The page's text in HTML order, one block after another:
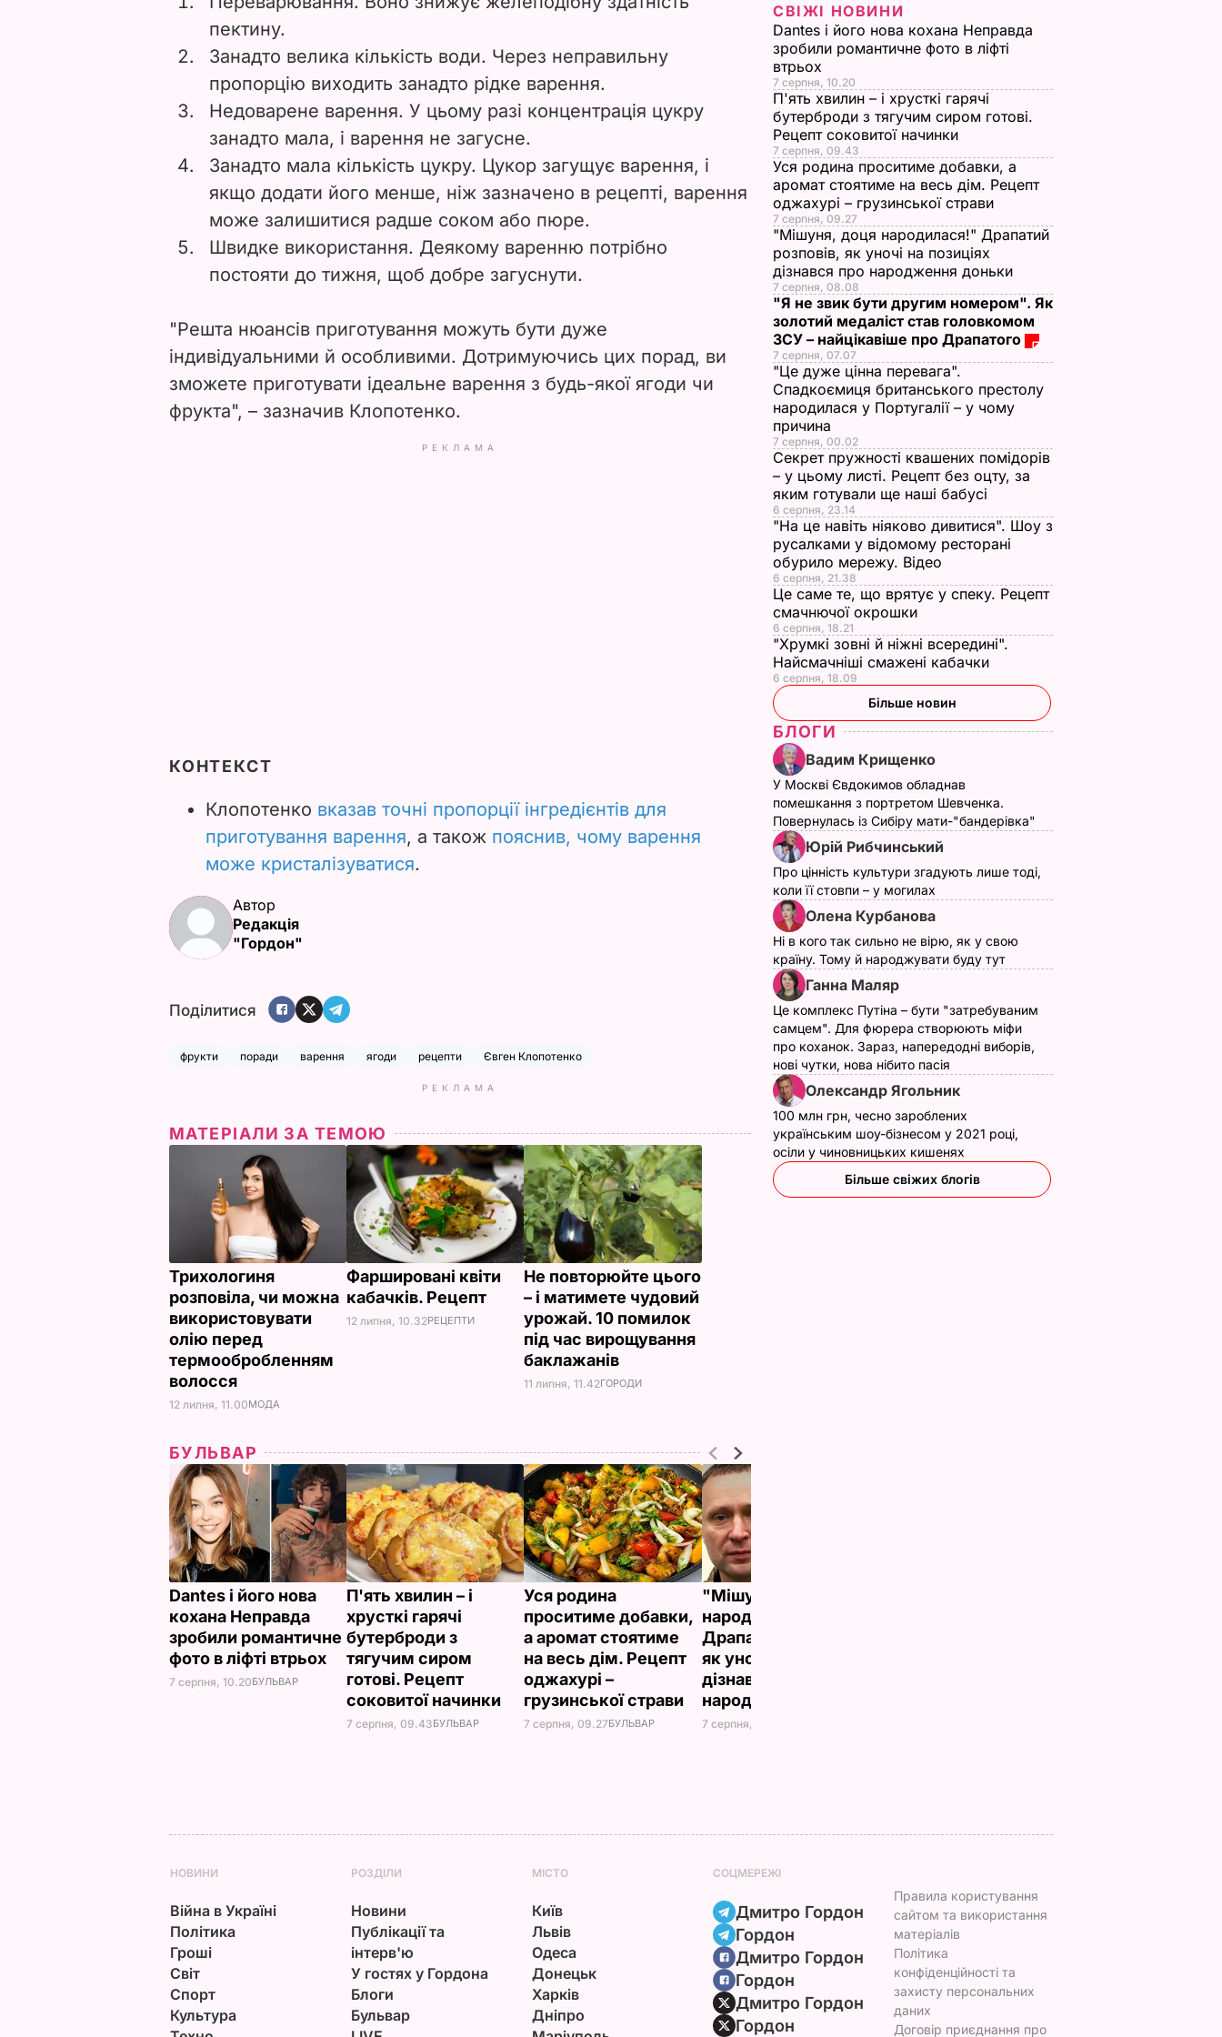
i
d
e
o
пектину.
Занадто велика кількість води. Через неправильну
пропорцію виходить занадто рідке варення.
Недоварене варення. У цьому разі концентрація цукру
занадто мала, і варення не загусне.
Занадто мала кількість цукру. Цукор загущує варення, і
якщо додати його менше, ніж зазначено в рецепті, варення
може залишитися радше соком або пюре.
Швидке використання. Деякому варенню потрібно
постояти до тижня, щоб добре загуснути.
"Решта нюансів приготування можуть бути дуже
індивідуальними й особливими. Дотримуючись цих порад, ви
зможете приготувати ідеальне варення з будь-якої ягоди чи
фрукта", – зазначив Клопотенко.
РЕКЛАМА
КОНТЕКСТ
Клопотенко вказав точні пропорції інгредієнтів для
приготування варення, а також пояснив, чому варення
може кристалізуватися.
Автор
Редакція
"Гордон"
Поділитися
фрукти поради варення ягоди рецепти Євген Клопотенко
РЕКЛАМА
МАТЕРІАЛИ ЗА ТЕМОЮ
Трихологиня
розповіла, чи можна
використовувати
олію перед
термообробленням
волосся
12 липня, 11.00МОДА
Фаршировані квіти
кабачків. Рецепт
12 липня, 10.32РЕЦЕПТИ
Не повторюйте цього
– і матимете чудовий
урожай. 10 помилок
під час вирощування
баклажанів
11 липня, 11.42ГОРОДИ
БУЛЬВАР
Dantes і його нова
кохана Неправда
зробили романтичне
фото в ліфті втрьох
7 серпня, 10.20БУЛЬВАР
П'ять хвилин – і
хрусткі гарячі
бутерброди з
тягучим сиром
готові. Рецепт
соковитої начинки
7 серпня, 09.43БУЛЬВАР
Уся родина
проситиме добавки,
а аромат стоятиме
на весь дім. Рецепт
оджахурі –
грузинської страви
7 серпня, 09.27БУЛЬВАР
"Мішуня, доця
народилася!"
Драпатий розповів,
як уночі на позиціях
дізнався про
народження доньки
7 серпня, 08.08
СВІЖІ НОВИНИ
Dantes і його нова кохана Неправда
зробили романтичне фото в ліфті
втрьох
7 серпня, 10.20
П'ять хвилин – і хрусткі гарячі
бутерброди з тягучим сиром готові.
Рецепт соковитої начинки
7 серпня, 09.43
Уся родина проситиме добавки, а
аромат стоятиме на весь дім. Рецепт
оджахурі – грузинської страви
7 серпня, 09.27
"Мішуня, доця народилася!" Драпатий
розповів, як уночі на позиціях
дізнався про народження доньки
7 серпня, 08.08
"Я не звик бути другим номером". Як
золотий медаліст став головкомом
ЗСУ – найцікавіше про Драпатого
7 серпня, 07.07
"Це дуже цінна перевага".
Спадкоємиця британського престолу
народилася у Португалії – у чому
причина
7 серпня, 00.02
Секрет пружності квашених помідорів
– у цьому листі. Рецепт без оцту, за
яким готували ще наші бабусі
6 серпня, 23.14
"На це навіть ніяково дивитися". Шоу з
русалками у відомому ресторані
обурило мережу. Відео
6 серпня, 21.38
Це саме те, що врятує у спеку. Рецепт
смачнючої окрошки
6 серпня, 18.21
"Хрумкі зовні й ніжні всередині".
Найсмачніші смажені кабачки
6 серпня, 18.09
Більше новин
БЛОГИ
Вадим Крищенко
У Москві Євдокимов обладнав
помешкання з портретом Шевченка.
Повернулась із Сибіру мати-"бандерівка"
Юрій Рибчинський
Про цінність культури згадують лише тоді,
коли її стовпи – у могилах
Олена Курбанова
Ні в кого так сильно не вірю, як у свою
країну. Тому й народжувати буду тут
Ганна Маляр
Це комплекс Путіна – бути "затребуваним
самцем". Для фюрера створюють міфи
про коханок. Зараз, напередодні виборів,
нові чутки, нова нібито пасія
Олександр Ягольник
100 млн грн, чесно зароблених
українським шоу-бізнесом у 2021 році,
осіли у чиновницьких кишенях
Більше свіжих блогів
НОВИНИ
Війна в Україні
Політика
Гроші
Світ
Спорт
Культура
РОЗДІЛИ
Новини
Публікації та
інтерв'ю
У гостях у Гордона
Блоги
Бульвар
МІСТО
Київ
Львів
Одеса
Донецьк
Харків
Дніпро
СОЦМЕРЕЖІ
Дмитро Гордон
Гордон
Дмитро Гордон
Гордон
Дмитро Гордон
Гордон
Правила користування
сайтом та використання
матеріалів
Політика
конфіденційності та
захисту персональних
даних
Договір приєднання про